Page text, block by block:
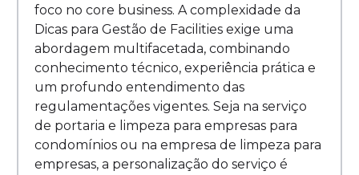
foco no core business. A complexidade da
Dicas para Gestão de Facilities exige uma
abordagem multifacetada, combinando
conhecimento técnico, experiência prática e
um profundo entendimento das
regulamentações vigentes. Seja na serviço
de portaria e limpeza para empresas para
condomínios ou na empresa de limpeza para
empresas, a personalização do serviço é